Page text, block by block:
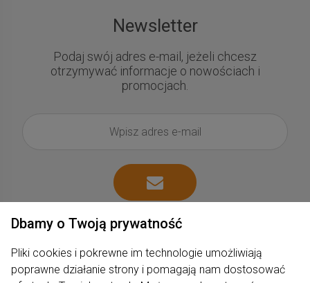
Newsletter
Podaj swój adres e-mail, jeżeli chcesz
otrzymywać informacje o nowościach i
promocjach.
Dbamy o Twoją prywatność
Pliki cookies i pokrewne im technologie umożliwiają
poprawne działanie strony i pomagają nam dostosować